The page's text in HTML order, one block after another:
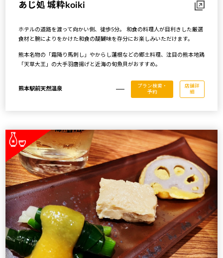
あじ処 城粋koiki
ホテルの道路を渡って向かい側、徒歩5分。 和食の料理人が目利きした厳選
食材と腕によりをかけた和食の醍醐味を存分にお楽しみいただけます。
熊本名物の「霜降り馬刺し」やからし蓮根などの郷土料理、注目の熊本地鶏
「天草大王」の大手羽唐揚げと近海の旬魚貝がおすすめ。
熊本駅前天然温泉
プラン検索・
予約
店舗詳
細